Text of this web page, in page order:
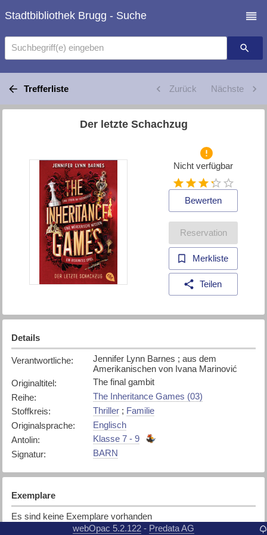
Stadtbibliothek Brugg - Suche
Suchbegriff(e) eingeben
Trefferliste Zurück Nächste
Der letzte Schachzug
Nicht verfügbar
Bewerten
Reservation
Merkliste
Teilen
Details
Verantwortliche:
Jennifer Lynn Barnes ; aus dem
Amerikanischen von Ivana Marinović
Originaltitel:
The final gambit
Reihe:
The Inheritance Games (03)
Stoffkreis: Thriller; Familie
Originalsprache:
Englisch
Antolin:
Klasse 7 - 9
Signatur: BARN
Exemplare
Es sind keine Exemplare vorhanden
webOpac 5.2.122 - Predata AG